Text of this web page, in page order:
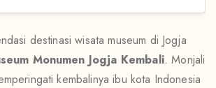
destinasi wisata museum di Jogja
Monumen Jogja Kembali. Monjali
kembalinya ibu kota Indonesia